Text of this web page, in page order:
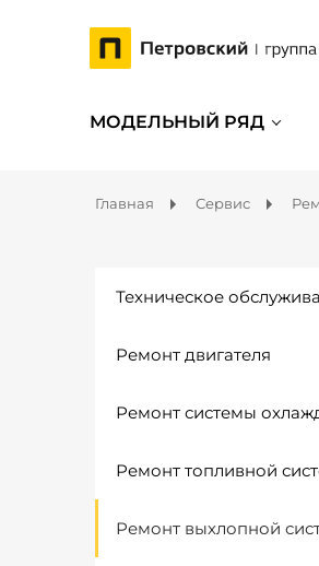
МОДЕЛЬНЫЙ РЯД
Главная Сервис
Техническое
Ремонт двигателя
Ремонт системы
Ремонт топливной
Ремонт выхлопной